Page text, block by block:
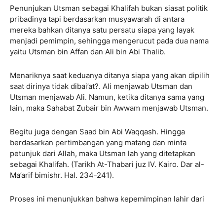
Penunjukan Utsman sebagai Khalifah bukan siasat politik
pribadinya tapi berdasarkan musyawarah di antara
mereka bahkan ditanya satu persatu siapa yang layak
menjadi pemimpin, sehingga mengerucut pada dua nama
yaitu Utsman bin Affan dan Ali bin Abi Thalib.
Menariknya saat keduanya ditanya siapa yang akan dipilih
saat dirinya tidak dibai’at?. Ali menjawab Utsman dan
Utsman menjawab Ali. Namun, ketika ditanya sama yang
lain, maka Sahabat Zubair bin Awwam menjawab Utsman.
Begitu juga dengan Saad bin Abi Waqqash. Hingga
berdasarkan pertimbangan yang matang dan minta
petunjuk dari Allah, maka Utsman lah yang ditetapkan
sebagai Khalifah. (Tarikh At-Thabari juz IV. Kairo. Dar al-
Ma’arif bimishr. Hal. 234-241).
Proses ini menunjukkan bahwa kepemimpinan lahir dari